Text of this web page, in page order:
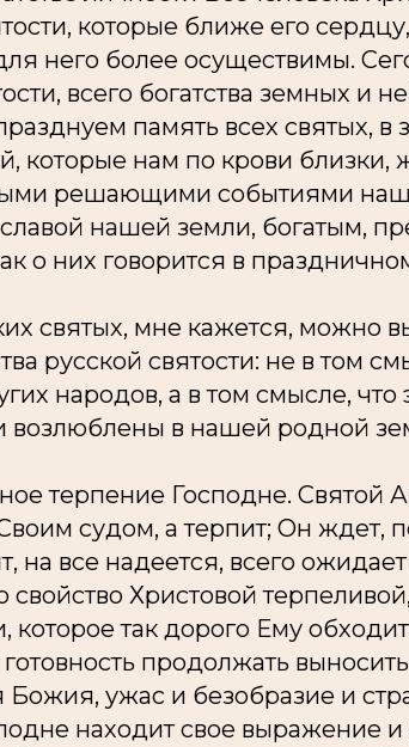
которые ближе его
него более осуществимы.
всего богатства земных и
память всех святых, в
которые нам по крови близки,
решающими событиями
нашей земли, богатым,
о них говорится в
святых, мне кажется, можно
русской святости: не в том
народов, а в том смысле,
возлюблены в нашей родной
терпение Господне. Святой
судом, а терпит; Он ждет,
на все надеется, всего
свойство Христовой
так дорого Ему
продолжать
Божия, ужас и безобразие и
находит свое выражение